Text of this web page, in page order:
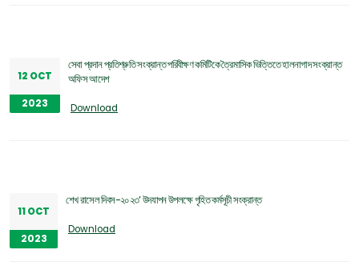
12 OCT
2023
সেবা প্রদান প্রতিশ্রুতি সংক্রান্ত পরিবীক্ষণ কমিটিকে ত্রৈমাসিক ভিত্তিতে হালনাগাদ সংক্রান্ত
অফিস আদেশ
Download
11 OCT
2023
শেখ রাসেল দিবস-২০২৩’ উদযাপন উপলক্ষে গৃহিত কর্মসূচী সংক্রান্ত
Download